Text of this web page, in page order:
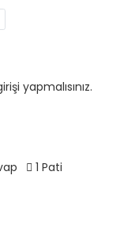
yapmalısınız.
1 Pati